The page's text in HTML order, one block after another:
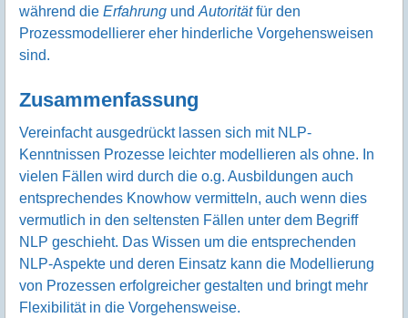
während die Erfahrung und Autoritätfür den
Prozessmodellierer eher hinderliche Vorgehensweisen
sind.
Zusammenfassung
Vereinfacht ausgedrückt lassen sich mit NLP-
Kenntnissen Prozesse leichter modellieren als ohne. In
vielen Fällen wird durch die o.g. Ausbildungen auch
entsprechendes Knowhow vermitteln, auch wenn dies
vermutlich in den seltensten Fällen unter dem Begriff
NLP geschieht. Das Wissen um die entsprechenden
NLP-Aspekte und deren Einsatz kann die Modellierung
von Prozessen erfolgreicher gestalten und bringt mehr
Flexibilität in die Vorgehensweise.